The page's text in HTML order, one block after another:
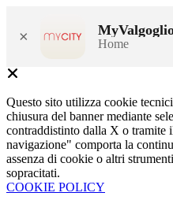
× Home
Questo sito utilizza cookie
chiusura del banner mediante
contraddistinto dalla X o tramite
navigazione" comporta la
assenza di cookie o altri
sopracitati.
COOKIE POLICY